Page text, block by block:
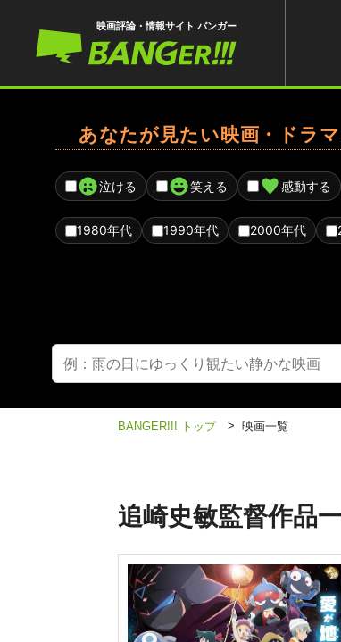
映画評論・情報サイト バンガー
あなたが見たい映画・ドラ
泣ける 笑える 感動する
1980年代 1990年代 2000年代
BANGER!!! トップ > 映画一覧
追崎史敏監督作品